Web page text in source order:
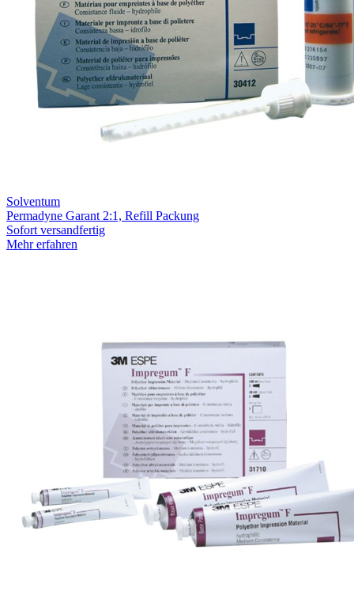
Solventum
Permadyne Garant 2:1, Refill Packung
Sofort versandfertig
Mehr erfahren